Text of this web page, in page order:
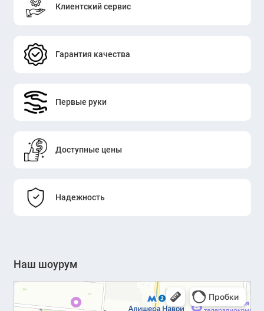
Клиентский сервис
Гарантия качества
Первые руки
Доступные цены
Надежность
Наш шоурум